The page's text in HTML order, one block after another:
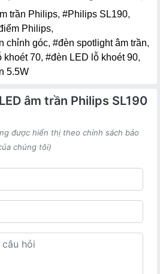
trần Philips, #Philips SL190,
Philips,
chỉnh góc, #đèn spotlight âm trần,
khoét 70, #đèn LED lỗ khoét 90,
5.5W
âm trần Philips SL190
được hiển thị theo chính sách bảo
chúng tôi)